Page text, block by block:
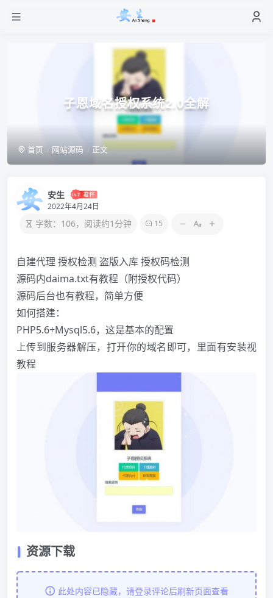
子恩域名授权系统2.0全解
首页 网站源码 正文
安生
2022年4月24日
字数：106，阅读约1分钟 15
自建代理 授权检测 盗版入库 授权码检测
源码内daima.txt有教程（附授权代码）
源码后台也有教程，简单方便
如何搭建：
PHP5.6+Mysql5.6，这是基本的配置
上传到服务器解压，打开你的域名即可，里面有安装视
教程
资源下载
此处内容已隐藏，请登录评论后刷新页面查看